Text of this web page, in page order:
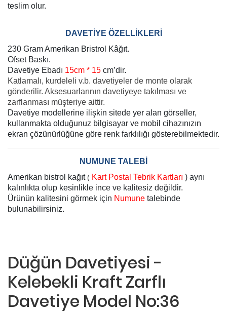
teslim olur.
DAVETİYE ÖZELLİKLERİ
230 Gram Amerikan Bristrol Kâğıt.
Ofset Baskı.
Davetiye Ebadı 15cm * 15 cm’dir.
Katlamalı, kurdeleli v.b. davetiyeler de monte olarak
gönderilir. Aksesuarlarının davetiyeye takılması ve
zarflanması müşteriye aittir.
Davetiye modellerine ilişkin sitede yer alan görseller,
kullanmakta olduğunuz bilgisayar ve mobil cihazınızın
ekran çözünürlüğüne göre renk farklılığı gösterebilmektedir.
NUMUNE TALEBİ
Amerikan bistrol kağıt( Kart Postal Tebrik Kartları ) aynı
kalınlıkta olup kesinlikle ince ve kalitesiz değildir.
Ürünün kalitesini görmek için Numune talebinde
bulunabilirsiniz.
Düğün Davetiyesi -
Kelebekli Kraft Zarflı
Davetiye Model No:36